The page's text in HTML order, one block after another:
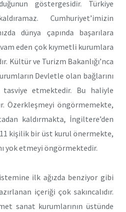
göstergesidir. Türkiye
Cumhuriyet’imizin
dünya çapında başarılara
eden çok kıymetli kurumlara
Kültür ve Turizm Bakanlığı’nca
Devletle olan bağlarını
etmektedir. Bu haliyle
Özerkleşmeyi öngörmemekte,
kaldırmakta, İngiltere’den
kişilik bir üst kurul önermekte,
yok etmeyi öngörmektedir.
ilk ağızda benziyor gibi
içeriği çok sakıncalıdır.
sanat kurumlarının üstünde